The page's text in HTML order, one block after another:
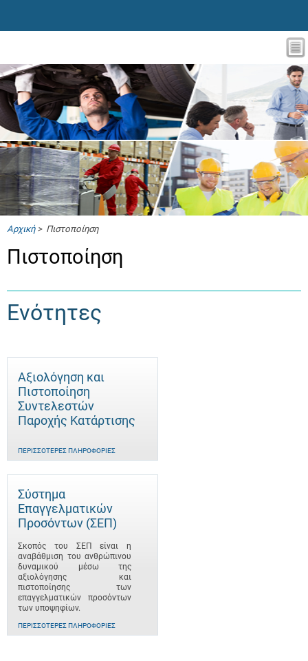
Αρχική> Πιστοποίηση
Πιστοποίηση
Ενότητες
Αξιολόγηση και
Πιστοποίηση
Συντελεστών
Παροχής Κατάρτισης
ΠΕΡΙΣΣΌΤΕΡΕΣ ΠΛΗΡΟΦΟΡΊΕΣ
Σύστημα
Επαγγελματικών
Προσόντων (ΣΕΠ)
Σκοπός του ΣΕΠ είναι η
αναβάθμιση του ανθρώπινου
δυναμικού μέσω της
αξιολόγησης και
πιστοποίησης των
επαγγελματικών προσόντων
των υποψηφίων.
ΠΕΡΙΣΣΌΤΕΡΕΣ ΠΛΗΡΟΦΟΡΊΕΣ